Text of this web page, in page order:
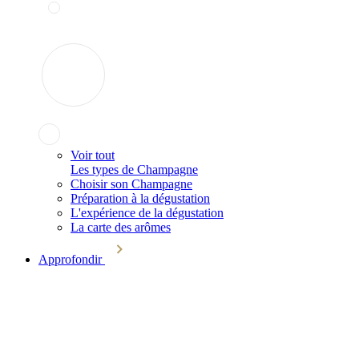
Voir tout
Les types de Champagne
Choisir son Champagne
Préparation à la dégustation
L'expérience de la dégustation
La carte des arômes
Approfondir